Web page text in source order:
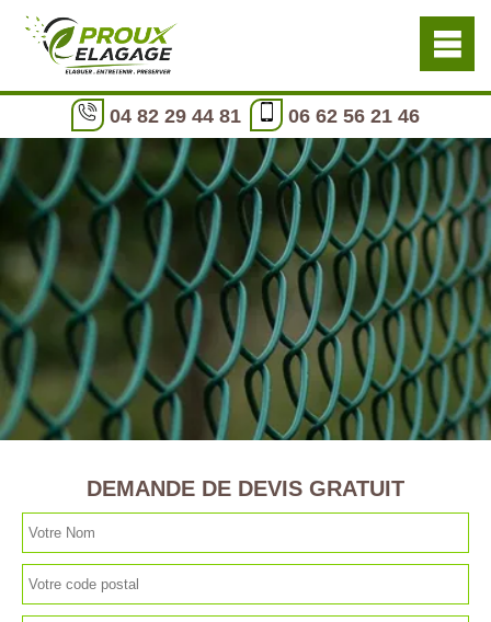
04 82 29 44 81 06 62 56 21 46
DEMANDE DE DEVIS GRATUIT